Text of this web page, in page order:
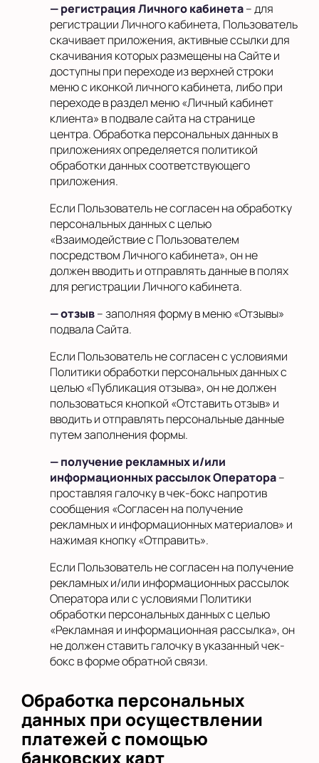
— регистрация Личного кабинета– для
регистрации Личного кабинета, Пользователь
скачивает приложения, активные ссылки для
скачивания которых размещены на Сайте и
доступны при переходе из верхней строки
меню с иконкой личного кабинета, либо при
переходе в раздел меню «Личный кабинет
клиента» в подвале сайта на странице
центра. Обработка персональных данных в
приложениях определяется политикой
обработки данных соответствующего
приложения.
Если Пользователь не согласен на обработку
персональных данных с целью
«Взаимодействие с Пользователем
посредством Личного кабинета», он не
должен вводить и отправлять данные в полях
для регистрации Личного кабинета.
— отзыв– заполняя форму в меню «Отзывы»
подвала Сайта.
Если Пользователь не согласен с условиями
Политики обработки персональных данных с
целью «Публикация отзыва», он не должен
пользоваться кнопкой «Отставить отзыв» и
вводить и отправлять персональные данные
путем заполнения формы.
— получение рекламных и/или
информационных рассылок Оператора–
проставляя галочку в чек-бокс напротив
сообщения «Согласен на получение
рекламных и информационных материалов» и
нажимая кнопку «Отправить».
Если Пользователь не согласен на получение
рекламных и/или информационных рассылок
Оператора или с условиями Политики
обработки персональных данных с целью
«Рекламная и информационная рассылка», он
не должен ставить галочку в указанный чек-
бокс в форме обратной связи.
Обработка персональных
данных при осуществлении
платежей с помощью
банковских карт